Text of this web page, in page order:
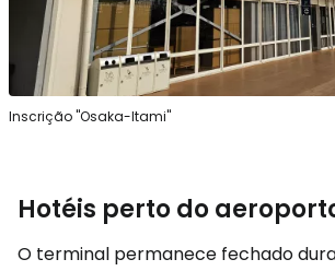
Inscrição "Osaka-Itami"
Hotéis perto do
O terminal permanece fechado